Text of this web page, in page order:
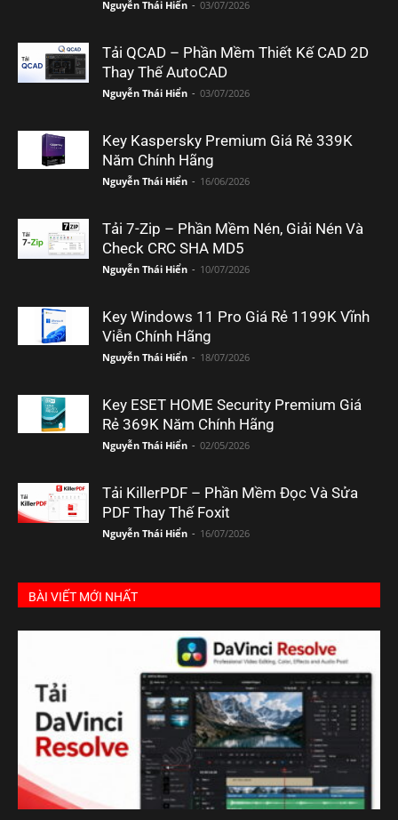
Nguyễn Thái Hiển - 03/07/2026
Tải QCAD – Phần Mềm Thiết Kế CAD 2D
Thay Thế AutoCAD
Nguyễn Thái Hiển - 03/07/2026
Key Kaspersky Premium Giá Rẻ 339K
Năm Chính Hãng
Nguyễn Thái Hiển - 16/06/2026
Tải 7-Zip – Phần Mềm Nén, Giải Nén Và
Check CRC SHA MD5
Nguyễn Thái Hiển - 10/07/2026
Key Windows 11 Pro Giá Rẻ 1199K Vĩnh
Viễn Chính Hãng
Nguyễn Thái Hiển - 18/07/2026
Key ESET HOME Security Premium Giá
Rẻ 369K Năm Chính Hãng
Nguyễn Thái Hiển - 02/05/2026
Tải KillerPDF – Phần Mềm Đọc Và Sửa
PDF Thay Thế Foxit
Nguyễn Thái Hiển - 16/07/2026
BÀI VIẾT MỚI NHẤT